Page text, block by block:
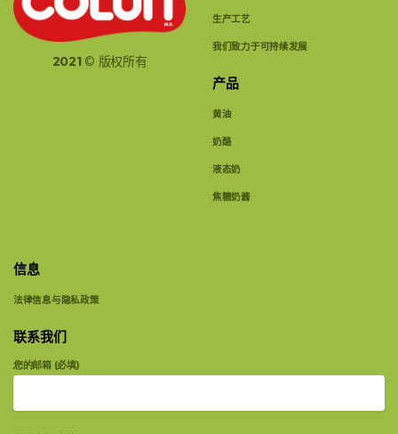
2021© 版权所有
生产工艺
我们致力于可持续发展
产品
黄油
奶酪
液态奶
焦糖奶酱
信息
法律信息与隐私政策
联系我们
您的邮箱 (必填)